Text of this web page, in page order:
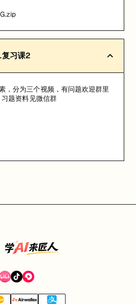
习课2
，分为三个视频，有问题欢迎群里
题资料见微信群